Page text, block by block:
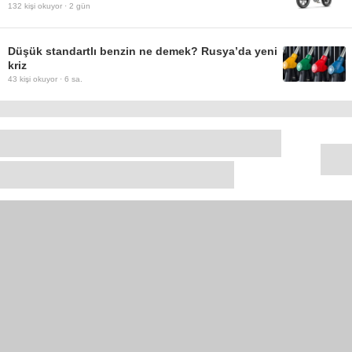
132 kişi okuyor · 2 gün
Düşük standartlı benzin ne demek? Rusya’da yeni
kriz
43 kişi okuyor · 6 sa.